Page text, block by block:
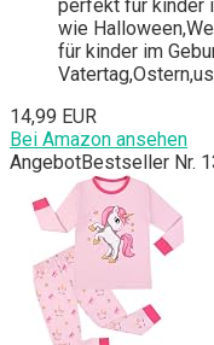
perfekt für kinder
wie
für kinder im
14,99 EUR
Bei Amazon ansehen
AngebotBestseller Nr.